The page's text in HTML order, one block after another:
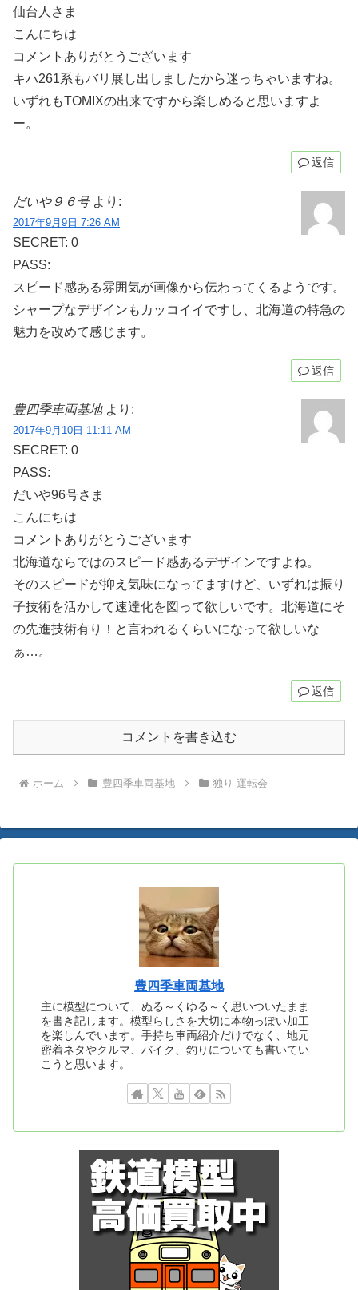
仙台人さま
こんにちは
コメントありがとうございます
キハ261系もバリ展し出しましたから迷っちゃいますね。
いずれもTOMIXの出来ですから楽しめると思いますよ
ー。
返信
だいや９６号 より:
2017年9月9日 7:26 AM
SECRET: 0
PASS:
スピード感ある雰囲気が画像から伝わってくるようです。
シャープなデザインもカッコイイですし、北海道の特急の
魅力を改めて感じます。
返信
豊四季車両基地 より:
2017年9月10日 11:11 AM
SECRET: 0
PASS:
だいや96号さま
こんにちは
コメントありがとうございます
北海道ならではのスピード感あるデザインですよね。
そのスピードが抑え気味になってますけど、いずれは振り
子技術を活かして速達化を図って欲しいです。北海道にそ
の先進技術有り！と言われるくらいになって欲しいな
ぁ…。
返信
コメントを書き込む
ホーム 豊四季車両基地 独り 運転会
豊四季車両基地
主に模型について、ぬる～くゆる～く思いついたまま
を書き記します。模型らしさを大切に本物っぽい加工
を楽しんでいます。手持ち車両紹介だけでなく、地元
密着ネタやクルマ、バイク、釣りについても書いてい
こうと思います。